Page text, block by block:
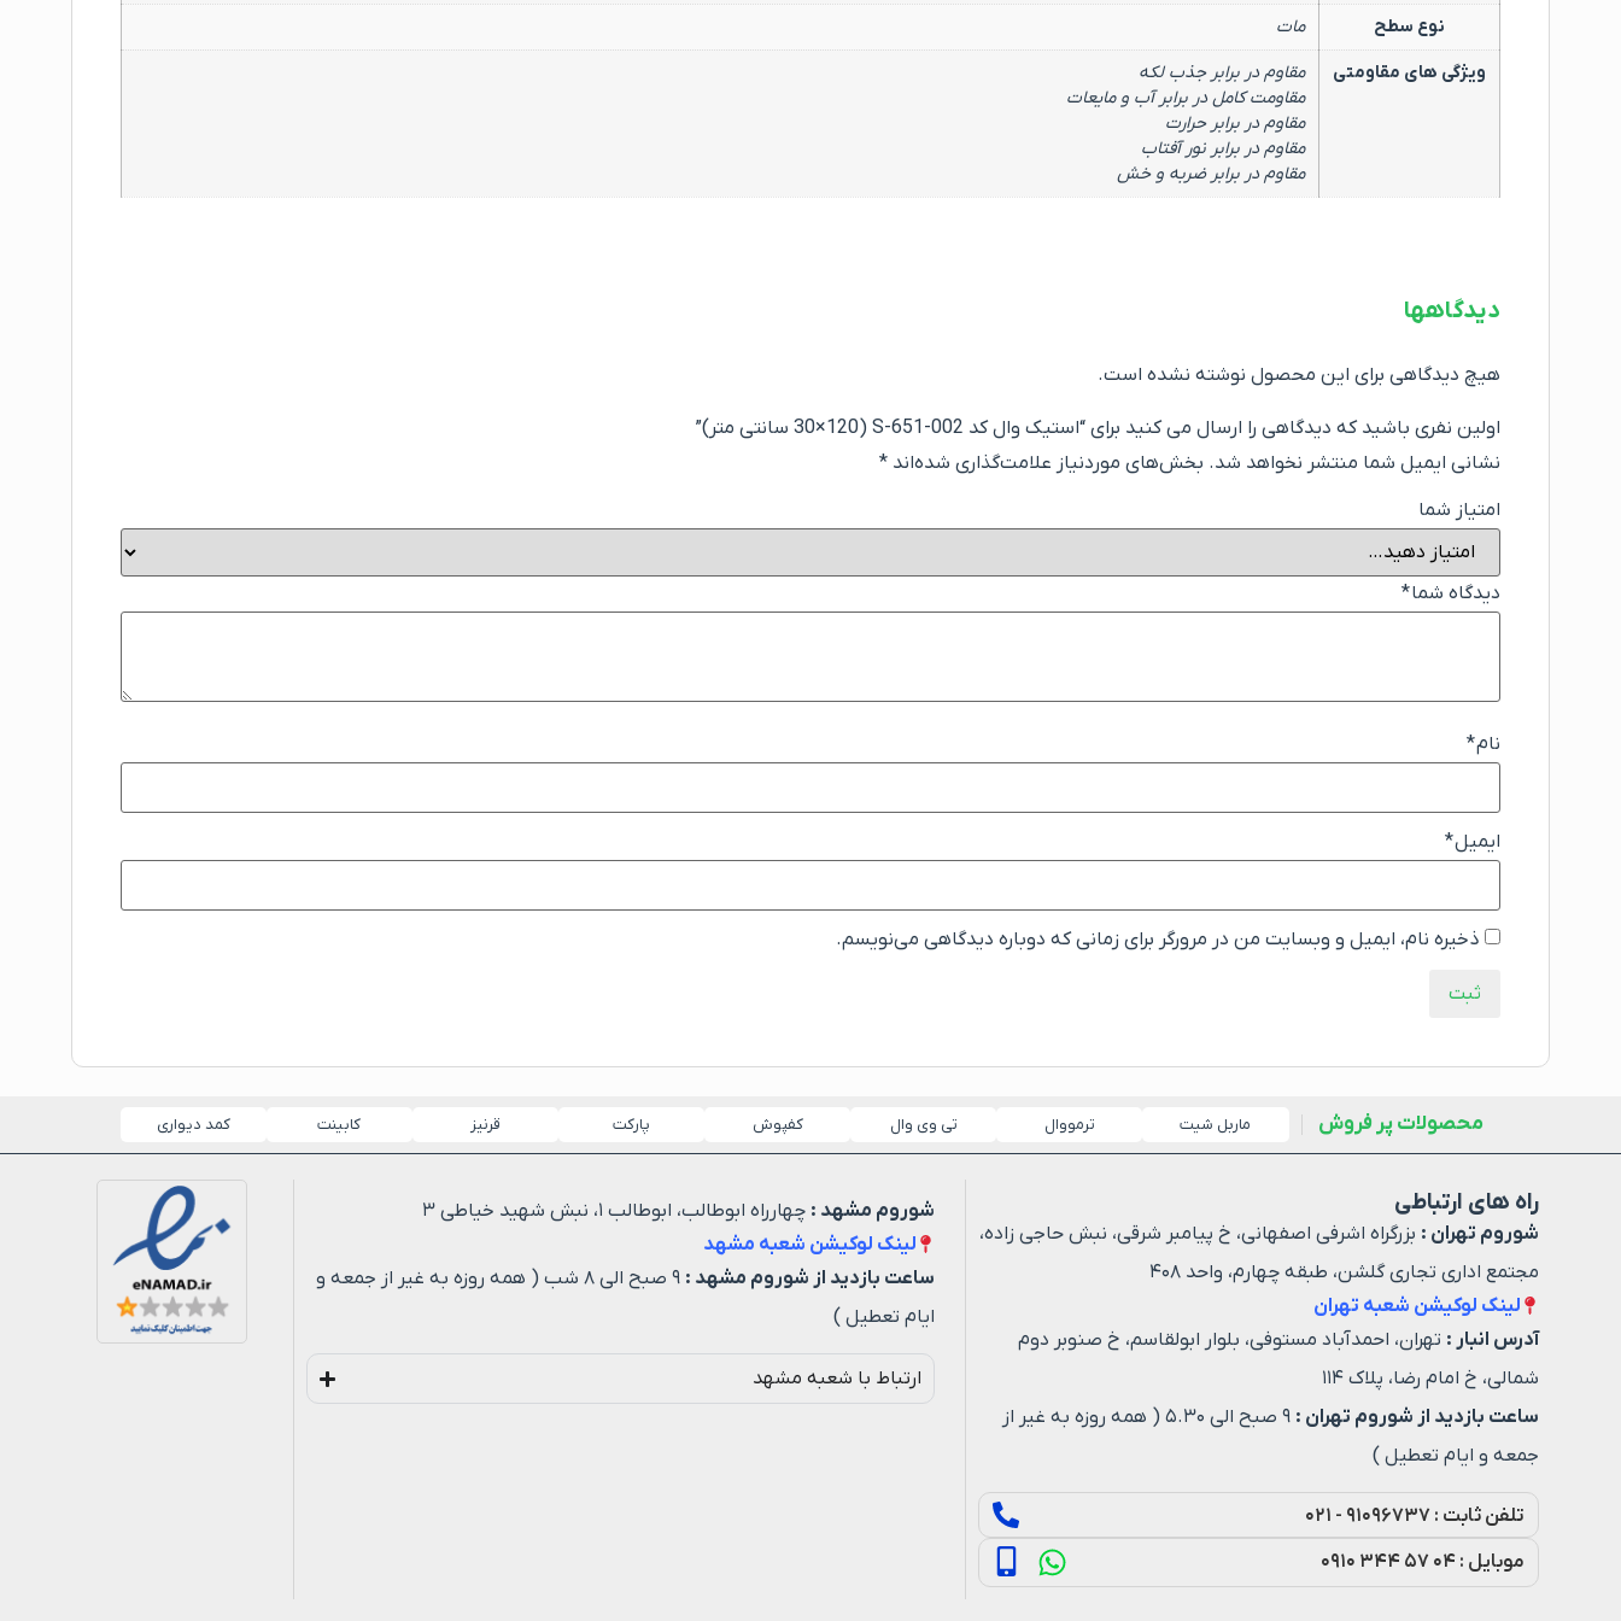
نوع سطح
مات
ویژگی های مقاومتی
مقاوم در برابر جذب لکه
مقاومت کامل در برابر آب و مایعات
مقاوم در برابر حرارت
مقاوم در برابر نور آفتاب
مقاوم در برابر ضربه و خش
دیدگاهها
هیچ دیدگاهی برای این محصول نوشته نشده است.
اولین نفری باشید که دیدگاهی را ارسال می کنید برای “استیک وال کد S-651-002 (30×120 سانتی متر)”
نشانی ایمیل شما منتشر نخواهد شد. بخش‌های موردنیاز علامت‌گذاری شده‌اند *
امتیاز شما
دیدگاه شما*
نام*
ایمیل*
ذخیره نام، ایمیل و وبسایت من در مرورگر برای زمانی که دوباره دیدگاهی می‌نویسم.
محصولات پر فروش ماربل شیت ترمووال تی وی وال کفپوش پارکت قرنیز کابینت کمد دیواری
راه های ارتباطی
شوروم تهران : بزرگراه اشرفی اصفهانی، خ پیامبر شرقی، نبش حاجی زاده،
مجتمع اداری تجاری گلشن، طبقه چهارم، واحد ۴۰۸
لینک لوکیشن شعبه تهران
آدرس انبار : تهران، احمدآباد مستوفی، بلوار ابولقاسم، خ صنوبر دوم
شمالی، خ امام رضا، پلاک ۱۱۴
ساعت بازدید از شوروم تهران :
۹ صبح الی ۵.۳۰ ( همه روزه به غیر از
جمعه و ایام تعطیل )
تلفن ثابت : ۹۱۰۹۶۷۳۷ - ۰۲۱
موبایل : ۰۴ ۵۷ ۳۴۴ ۰۹۱۰
شوروم مشهد : چهارراه ابوطالب، ابوطالب ۱، نبش شهید خیاطی ۳
لینک لوکیشن شعبه مشهد
ساعت بازدید از شوروم مشهد :
۹ صبح الی ۸ شب ( همه روزه به غیر از جمعه و
ایام تعطیل )
ارتباط با شعبه مشهد